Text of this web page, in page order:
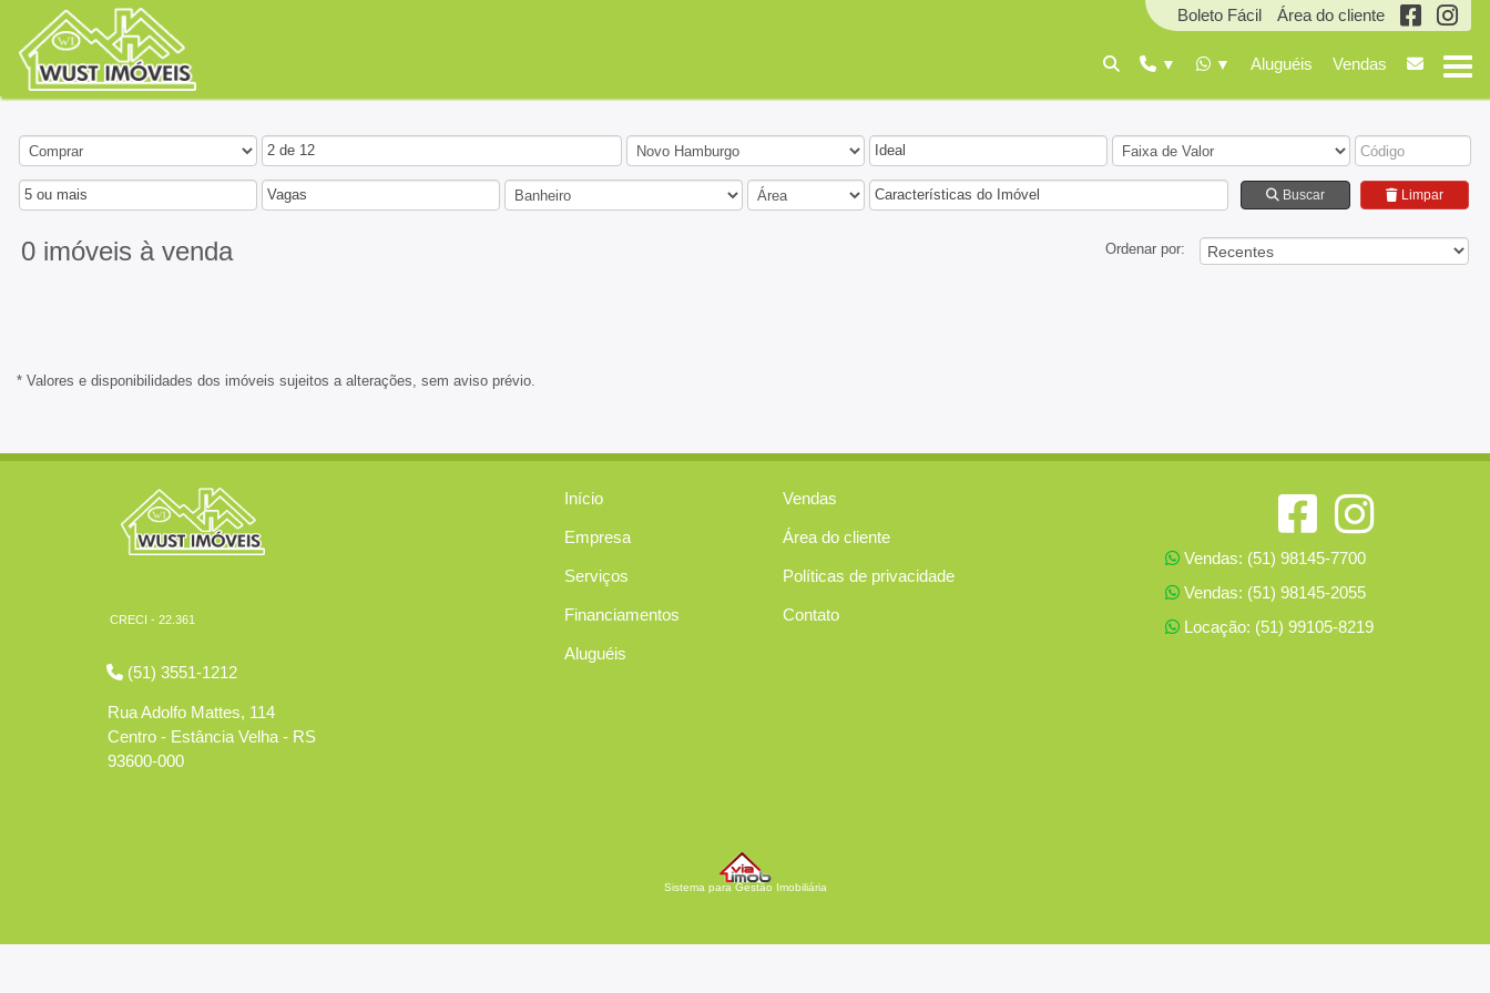
Boleto Fácil Área do cliente
Aluguéis Vendas
2 de 12 Ideal
5 ou mais Vagas Características do Imóvel Buscar Limpar
0 imóveis à venda Ordenar por:
* Valores e disponibilidades dos imóveis sujeitos a alterações, sem aviso prévio.
CRECI - 22.361
(51) 3551-1212
Rua Adolfo Mattes, 114
Centro - Estância Velha - RS
93600-000
Início
Empresa
Serviços
Financiamentos
Aluguéis
Vendas
Área do cliente
Políticas de privacidade
Contato
Vendas: (51) 98145-7700
Vendas: (51) 98145-2055
Locação: (51) 99105-8219
Sistema para Gestão Imobiliária